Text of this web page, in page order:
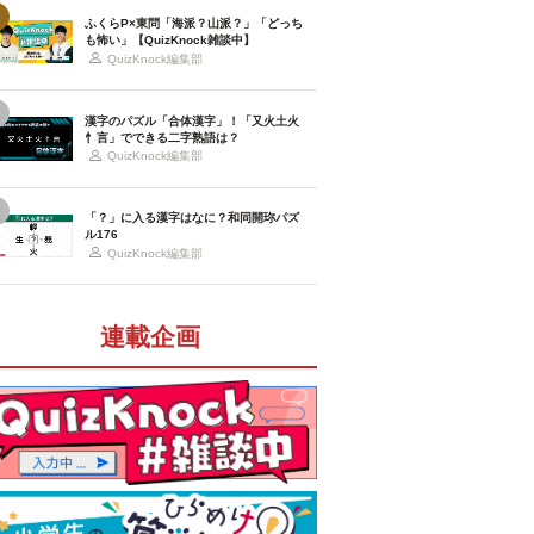
ふくらP×東問「海派？山派？」「どっち
も怖い」【QuizKnock雑談中】
QuizKnock編集部
漢字のパズル「合体漢字」！「又火土火
忄言」でできる二字熟語は？
QuizKnock編集部
「？」に入る漢字はなに？和同開珎パズ
ル176
QuizKnock編集部
連載企画